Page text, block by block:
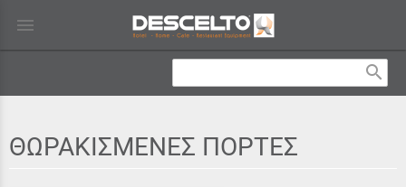
menu
search
ΘΩΡΑΚΙΣΜΕΝΕΣ ΠΟΡΤΕΣ